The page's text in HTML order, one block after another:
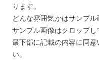
ります。
どんな雰囲気かはサンプル
サンプル画像はクロップし
最下部に記載の内容に同
い。